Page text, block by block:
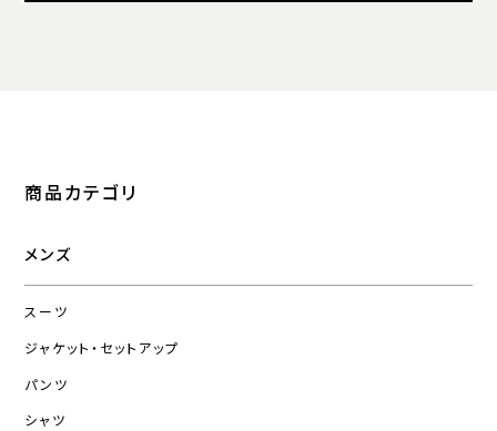
商品カテゴリ
メンズ
スーツ
ジャケット・セットアップ
パンツ
シャツ